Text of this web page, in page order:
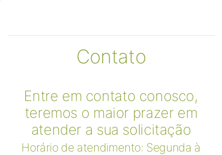
Contato
Entre em contato conosco,
teremos o maior prazer em
atender a sua solicitação
Horário de atendimento: Segunda à